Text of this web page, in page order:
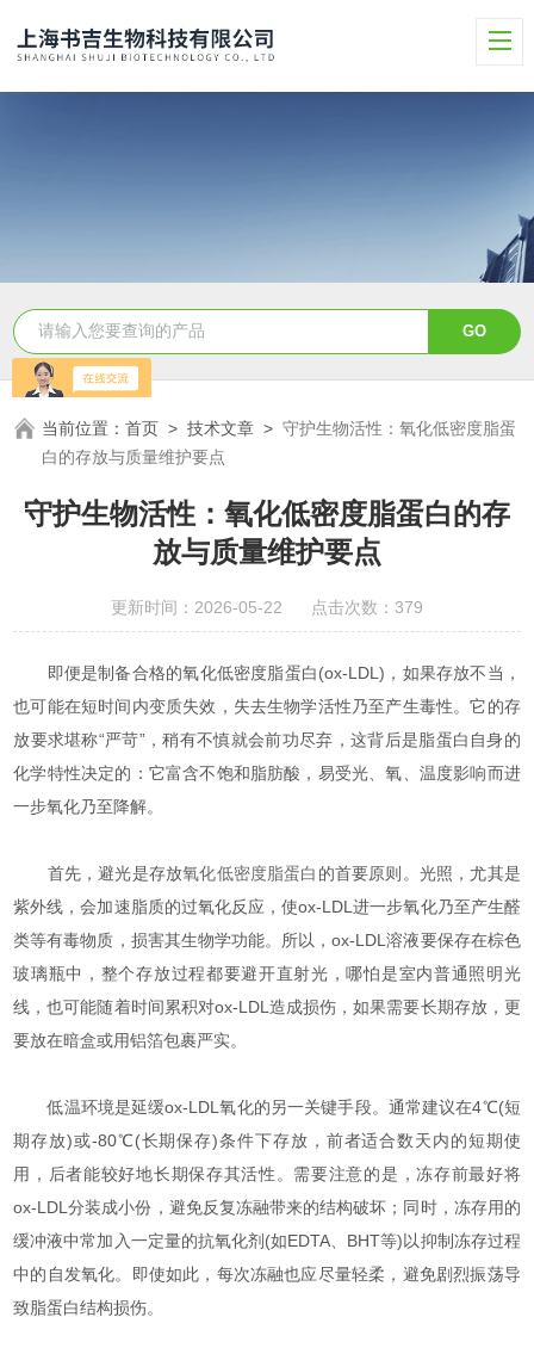
当前位置：首页 >技术文章 >守护生物活性：氧化低密度脂蛋
白的存放与质量维护要点
守护生物活性：氧化低密度脂蛋白的存
放与质量维护要点
更新时间：2026-05-22 点击次数：379
即便是制备合格的氧化低密度脂蛋白(ox-LDL)，如果存放不当，
也可能在短时间内变质失效，失去生物学活性乃至产生毒性。它的存
放要求堪称“严苛”，稍有不慎就会前功尽弃，这背后是脂蛋白自身的
化学特性决定的：它富含不饱和脂肪酸，易受光、氧、温度影响而进
一步氧化乃至降解。
首先，避光是存放氧化低密度脂蛋白 的首要原则。光照，尤其是
紫外线，会加速脂质的过氧化反应，使ox-LDL进一步氧化乃至产生醛
类等有毒物质，损害其生物学功能。所以，ox-LDL溶液要保存在棕色
玻璃瓶中，整个存放过程都要避开直射光，哪怕是室内普通照明光
线，也可能随着时间累积对ox-LDL造成损伤，如果需要长期存放，更
要放在暗盒或用铝箔包裹严实。
低温环境是延缓ox-LDL氧化的另一关键手段。通常建议在4℃(短
期存放)或-80℃(长期保存)条件下存放，前者适合数天内的短期使
用，后者能较好地长期保存其活性。需要注意的是，冻存前最好将
ox-LDL分装成小份，避免反复冻融带来的结构破坏；同时，冻存用的
缓冲液中常加入一定量的抗氧化剂(如EDTA、BHT等)以抑制冻存过程
中的自发氧化。即使如此，每次冻融也应尽量轻柔，避免剧烈振荡导
致脂蛋白结构损伤。